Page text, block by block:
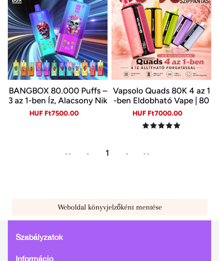
BANGBOX 80.000 Puffs –
3 az 1-ben Íz, Alacsony Nik
otin, Eredeti Újratölthető
Sale
HUF Ft7500.00
Vapsolo Quads 80K 4 az 1
-ben Eldobható Vape | 80
000 Slukk, Több Íz Egy Ké
szülékben
Sale
HUF Ft7000.00
<< < 1 > >>
Weboldal könyvjelzőként mentése
Szabályzatok
Információ